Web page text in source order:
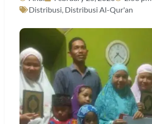
Distribusi, Distribusi Al-Qur'an